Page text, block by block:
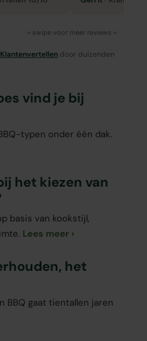
« swipe voor meer reviews »
Klantenvertellen door duizenden
vind je bij
typen onder één dak.
het kiezen van
basis van kookstijl,
Lees meer
het
BBQ gaat tientallen jaren